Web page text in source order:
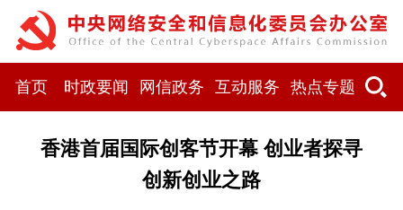
首页 时政要闻 网信政务 互动服务 热点专题
香港首届国际创客节开幕 创业者探寻
创新创业之路